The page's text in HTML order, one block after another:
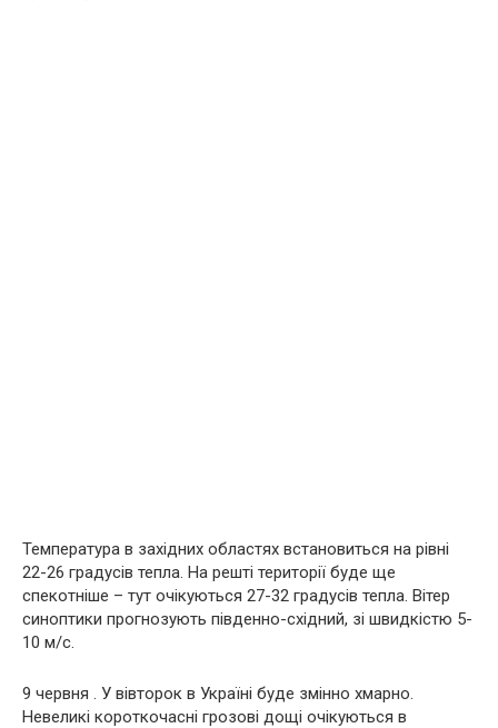
Температура в західних областях встановиться на рівні
22-26 градусів тепла. На решті території буде ще
спекотніше – тут очікуються 27-32 градусів тепла. Вітер
синоптики прогнозують південно-східний, зі швидкістю 5-
10 м/с.
9 червня . У вівторок в Україні буде змінно хмарно.
Невеликі короткочасні грозові дощі очікуються в